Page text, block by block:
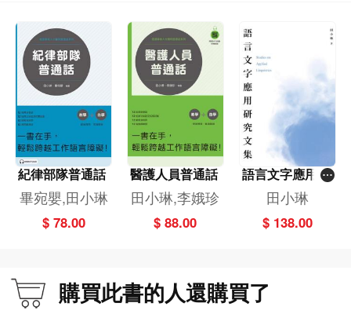
紀律部隊普通話
畢宛嬰,田小琳
$ 78.00
醫護人員普通話
田小琳,李娥珍
$ 88.00
語言文字應用研
究文集
田小琳
$ 138.00
購買此書的人還購買了